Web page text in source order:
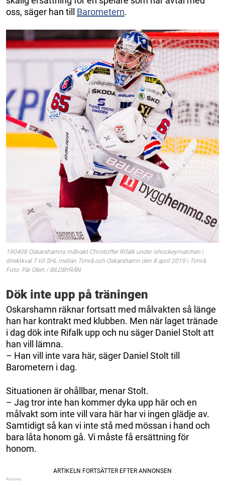
oss, säger han till Barometern.
190408 Oskarshamns målvakt Christoffer Rifalk under ishockeymatchen i
direktkval 7 till SHL mellan Timrå och Oskarshamn den 8 april 2019 i Timrå.
Foto: Pär Olert / BILDBYRÅN
Dök inte upp på träningen
Oskarshamn räknar fortsatt med målvakten så länge
han har kontrakt med klubben. Men när laget tränade
i dag dök inte Rifalk upp och nu säger Daniel Stolt att
han vill lämna.
– Han vill inte vara här, säger Daniel Stolt till
Barometern i dag.
Situationen är ohållbar, menar Stolt.
– Jag tror inte han kommer dyka upp här och en
målvakt som inte vill vara här har vi ingen glädje av.
Samtidigt så kan vi inte stå med mössan i hand och
bara låta honom gå. Vi måste få ersättning för
honom.